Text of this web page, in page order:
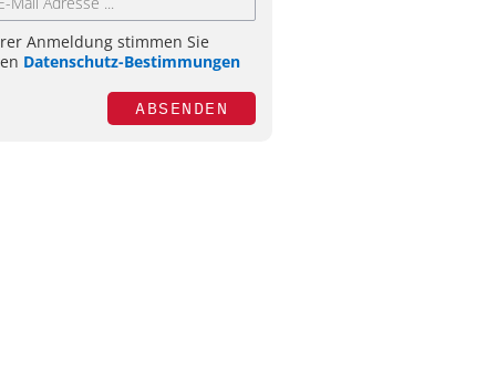
Anmeldung stimmen Sie
Datenschutz-Bestimmungen
ABSENDEN